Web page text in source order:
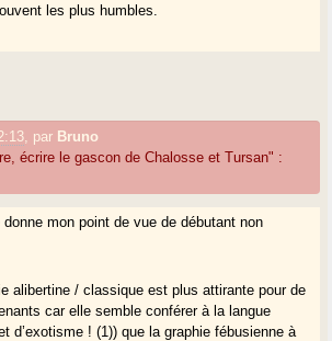
les plus humbles.
par Bruno
écrire le gascon de Chalosse et Tursan" :
mon point de vue de débutant non
alibertine / classique est plus attirante pour de
car elle semble conférer à la langue
d’exotisme ! (1)) que la graphie fébusienne à